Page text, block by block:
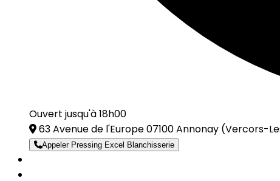
Ouvert jusqu'à 18h00
63 Avenue de l'Europe 07100 Annonay (Vercors-
Appeler Pressing Excel Blanchisserie